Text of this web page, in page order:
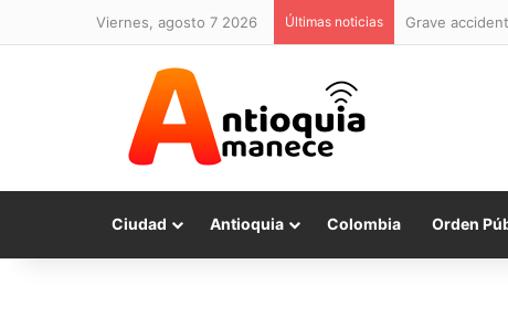
viernes, agosto 7 2026 Últimas noticias Grave
Ciudad Antioquia Colombia Orden